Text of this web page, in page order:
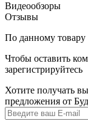
Видеообзоры
Отзывы
По данному товару
Чтобы оставить
зарегистрируйтесь
Хотите получать
предложения от